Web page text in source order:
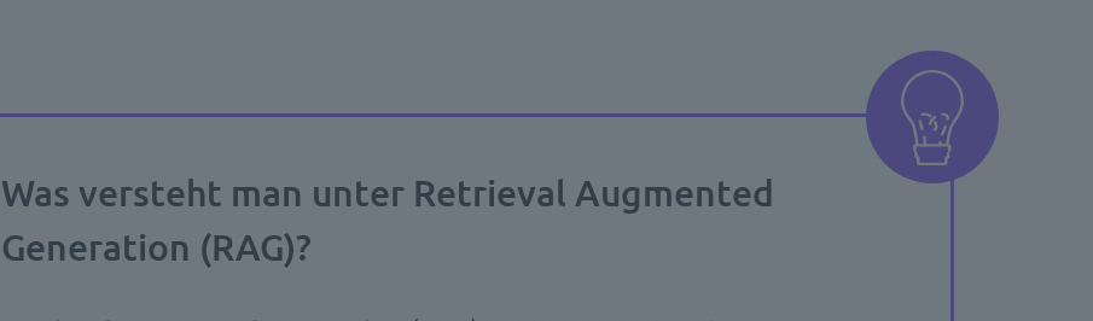
Was versteht man unter Retrieval Augmented
Generation (RAG)?